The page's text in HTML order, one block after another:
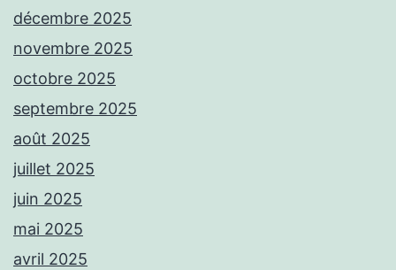
décembre 2025
novembre 2025
octobre 2025
septembre 2025
août 2025
juillet 2025
juin 2025
mai 2025
avril 2025